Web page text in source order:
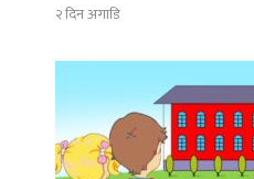
२ दिन अगाडि